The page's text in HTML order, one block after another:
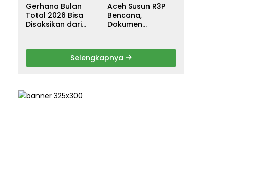
Gerhana Bulan
Total 2026 Bisa
Disaksikan dari
Aceh Susun R3P
Bencana,
Dokumen
Ditarget Rampung
Januari 2026
Selengkapnya